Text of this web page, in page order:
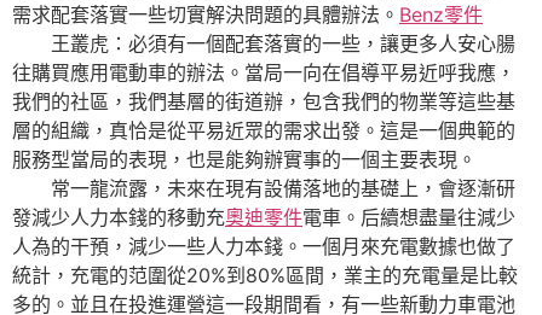
需求配套落實一些切實解決問題的具體辦法。 Benz零件
王叢虎：必須有一個配套落實的一些，讓更多人安心腸
往購買應用電動車的辦法。當局一向在倡導平易近呼我應，
我們的社區，我們基層的街道辦，包含我們的物業等這些基
層的組織，真恰是從平易近眾的需求出發。這是一個典範的
服務型當局的表現，也是能夠辦實事的一個主要表現。
常一龍流露，未來在現有設備落地的基礎上，會逐漸研
發減少人力本錢的移動充奧迪零件電車。后續想盡量往減少
人為的干預，減少一些人力本錢。一個月來充電數據也做了
統計，充電的范圍從20%到80%區間，業主的充電量是比較
多的。並且在投進運營這一段期間看，有一些新動力車電池